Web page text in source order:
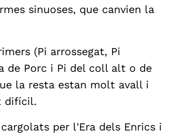
sinuoses, que canvien la
(Pi arrossegat, Pi
de Porc i Pi del coll alt o de
la resta estan molt avall i
difícil.
per l'Era dels Enrics i